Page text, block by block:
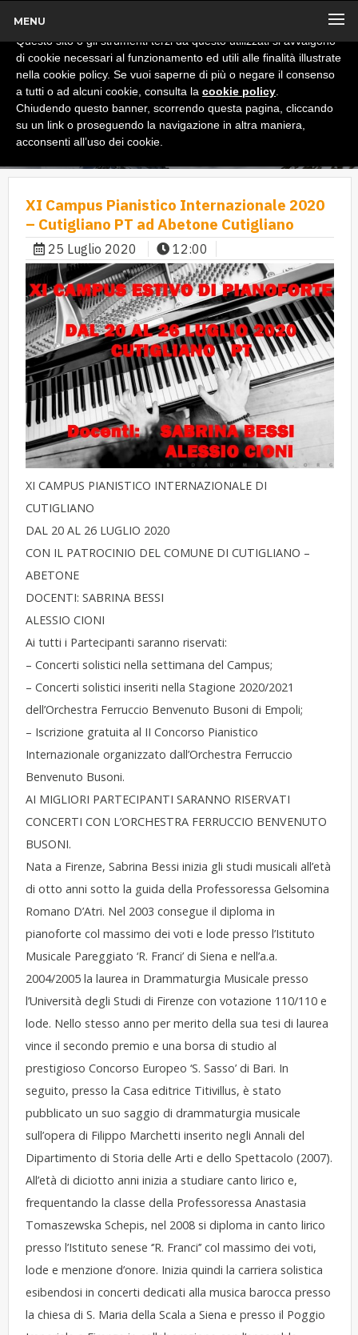
MENU
XI Campus Pianistico Internazionale 2020
– Cutigliano PT ad Abetone Cutigliano
25 Luglio 2020 12:00
XI CAMPUS PIANISTICO INTERNAZIONALE DI
CUTIGLIANO
DAL 20 AL 26 LUGLIO 2020
CON IL PATROCINIO DEL COMUNE DI CUTIGLIANO –
ABETONE
DOCENTI: SABRINA BESSI
ALESSIO CIONI
Ai tutti i Partecipanti saranno riservati:
– Concerti solistici nella settimana del Campus;
– Concerti solistici inseriti nella Stagione 2020/2021
dell’Orchestra Ferruccio Benvenuto Busoni di Empoli;
– Iscrizione gratuita al II Concorso Pianistico
Internazionale organizzato dall’Orchestra Ferruccio
Benvenuto Busoni.
AI MIGLIORI PARTECIPANTI SARANNO RISERVATI
CONCERTI CON L’ORCHESTRA FERRUCCIO BENVENUTO
BUSONI.
Nata a Firenze, Sabrina Bessi inizia gli studi musicali all’età
di otto anni sotto la guida della Professoressa Gelsomina
Romano D’Atri. Nel 2003 consegue il diploma in
pianoforte col massimo dei voti e lode presso l’Istituto
Musicale Pareggiato ‘R. Franci’ di Siena e nell’a.a.
2004/2005 la laurea in Drammaturgia Musicale presso
l’Università degli Studi di Firenze con votazione 110/110 e
lode. Nello stesso anno per merito della sua tesi di laurea
vince il secondo premio e una borsa di studio al
prestigioso Concorso Europeo ‘S. Sasso’ di Bari. In
seguito, presso la Casa editrice Titivillus, è stato
pubblicato un suo saggio di drammaturgia musicale
sull’opera di Filippo Marchetti inserito negli Annali del
Dipartimento di Storia delle Arti e dello Spettacolo (2007).
All’età di diciotto anni inizia a studiare canto lirico e,
frequentando la classe della Professoressa Anastasia
Tomaszewska Schepis, nel 2008 si diploma in canto lirico
presso l’Istituto senese ‘’R. Franci’’ col massimo dei voti,
lode e menzione d’onore. Inizia quindi la carriera solistica
esibendosi in concerti dedicati alla musica barocca presso
la chiesa di S. Maria della Scala a Siena e presso il Poggio
x
Informativa
Questo sito o gli strumenti terzi da questo utilizzati si avvalgono
di cookie necessari al funzionamento ed utili alle finalità illustrate
nella cookie policy. Se vuoi saperne di più o negare il consenso
a tutti o ad alcuni cookie, consulta la cookie policy
Chiudendo questo banner, scorrendo questa pagina, cliccando
su un link o proseguendo la navigazione in altra maniera,
acconsenti all’uso dei cookie.